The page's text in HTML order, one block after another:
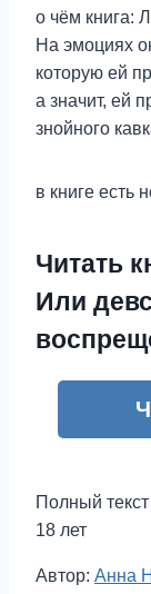
о чём книга:
На эмоциях
которую ей
а значит, ей
знойного
в книге есть
Читать
Или
Полный
18 лет
Метки
Автор: Анна